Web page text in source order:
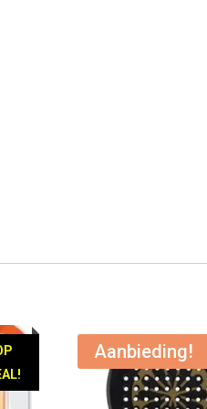
Aanbieding!